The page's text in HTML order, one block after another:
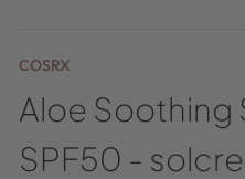
COSRX
Aloe Soothing
SPF50 -